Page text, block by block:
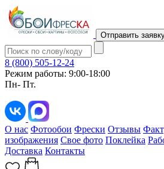
Отправить
8 (800) 505-12-24
Режим работы: 9:00-18:00
Пн- Пт.
О нас Фотообои Фрески Отзывы
изображения Свое фото Поклейка
Доставка Контакты